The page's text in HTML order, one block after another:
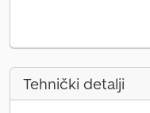
Tehnički detalji